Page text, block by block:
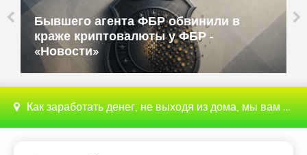
Бюджетные ТВ-приставки имитируют
смартфоны и работают как прокси -
«Новости»
Как заработать денег, не выходя из дома, мы вам поможем с этим разобраться